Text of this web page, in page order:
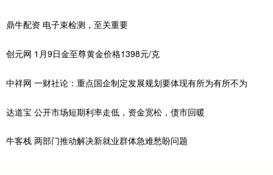
鼎牛配资 电子束检测，至关重要
创元网 1月9日金至尊黄金价格1398元/克
中祥网 一财社论：重点国企制定发展规划要体现有所为有所不为
达道宝 公开市场短期利率走低，资金宽松，债市回暖
牛客栈 两部门推动解决新就业群体急难愁盼问题